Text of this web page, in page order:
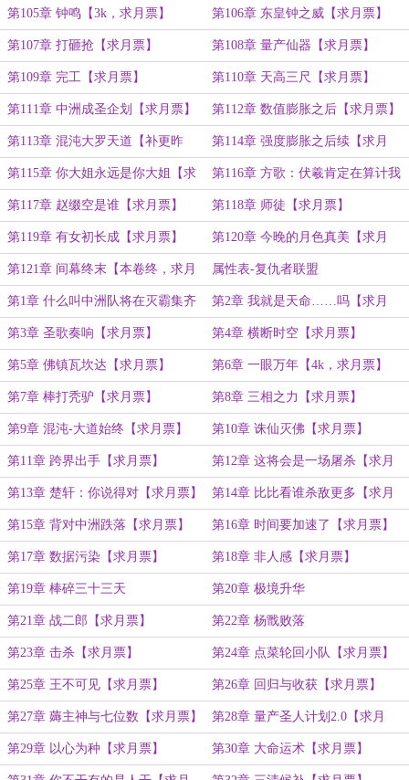
是混沌【求月票】
第105章 钟鸣【3k，求月票】 第106章 东皇钟之威【求月票】
第107章 打砸抢【求月票】 第108章 量产仙器【求月票】
第109章 完工【求月票】 第110章 天高三尺【求月票】
第111章 中洲成圣企划【求月票】 第112章 数值膨胀之后【求月票】
第113章 混沌大罗天道【补更昨
晚，求月票】
第114章 强度膨胀之后续【求月
票】
第115章 你大姐永远是你大姐【求
月票】
第116章 方歌：伏羲肯定在算计我
【求月票】
第117章 赵缀空是谁【求月票】 第118章 师徒【求月票】
第119章 有女初长成【求月票】 第120章 今晚的月色真美【求月
票】
第121章 间幕终末【本卷终，求月
票】
属性表-复仇者联盟
第1章 什么叫中洲队将在灭霸集齐
宝石后降临？【求月票】
第2章 我就是天命……吗【求月
票】
第3章 圣歌奏响【求月票】 第4章 横断时空【求月票】
第5章 佛镇瓦坎达【求月票】 第6章 一眼万年【4k，求月票】
第7章 棒打秃驴【求月票】 第8章 三相之力【求月票】
第9章 混沌-大道始终【求月票】 第10章 诛仙灭佛【求月票】
第11章 跨界出手【求月票】 第12章 这将会是一场屠杀【求月
票】
第13章 楚轩：你说得对【求月票】 第14章 比比看谁杀敌更多【求月
票】
第15章 背对中洲跌落【求月票】 第16章 时间要加速了【求月票】
第17章 数据污染【求月票】 第18章 非人感【求月票】
第19章 棒碎三十三天 第20章 极境升华
第21章 战二郎【求月票】 第22章 杨戬败落
第23章 击杀【求月票】 第24章 点菜轮回小队【求月票】
第25章 王不可见【求月票】 第26章 回归与收获【求月票】
第27章 薅主神与七位数【求月票】 第28章 量产圣人计划2.0【求月
票】
第29章 以心为种【求月票】 第30章 大命运术【求月票】